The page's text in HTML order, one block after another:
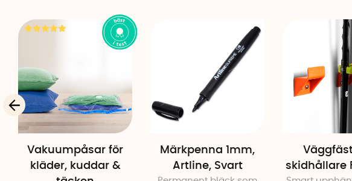
Vakuumpåsar för
kläder, kuddar &
Märkpenna 1mm,
Artline, Svart
skidhållare